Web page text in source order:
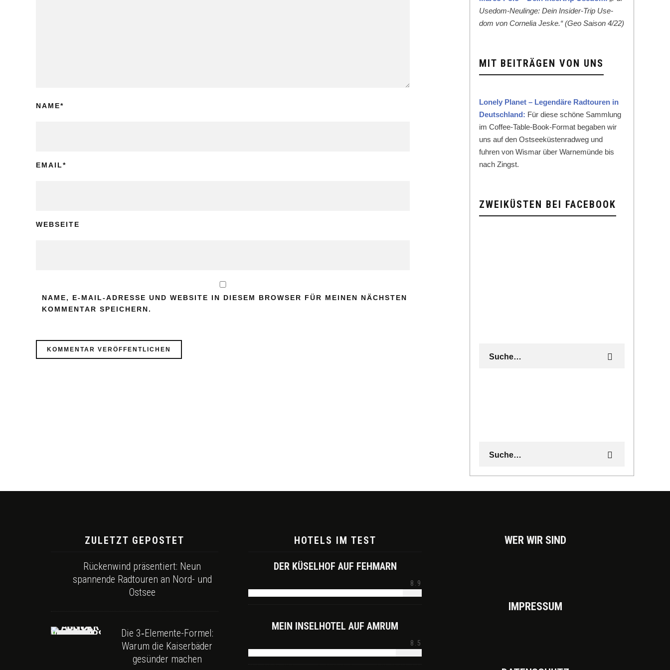
NAME*
EMAIL*
WEBSEITE
NAME, E-MAIL-ADRESSE UND WEBSITE IN DIESEM BROWSER FÜR MEINEN NÄCHSTEN
KOMMENTAR SPEICHERN.
Use­dom-Neulinge: Dein Insid­er-Trip Use­
dom von Cor­nelia Jeske.“ (Geo Sai­son 4/22)
MIT BEITRÄGEN VON UNS
Lone­ly Plan­et – Leg­endäre Rad­touren in
Deutsch­land: Für diese schöne Samm­lung
im Cof­fee-Table-Book-For­mat begaben wir
uns auf den Ost­seeküsten­rad­weg und
fuhren von Wis­mar über Warnemünde bis
nach Zingst.
ZWEIKÜSTEN BEI FACEBOOK
ZULETZT GEPOSTET
Rückenwind präsentiert: Neun
spannende Radtouren an Nord- und
Ostsee
Die 3‑Elemente-Formel:
Warum die Kaiserbäder
gesünder machen
HOTELS IM TEST
DER KÜSELHOF AUF FEHMARN
8.9
MEIN INSELHOTEL AUF AMRUM
8.5
WER WIR SIND
IMPRES­SUM